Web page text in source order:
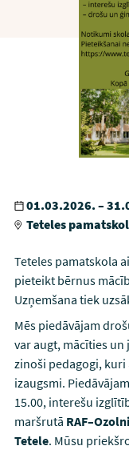
01.03.2026. –
Teteles
Teteles pamatskola
pieteikt bērnus
Uzņemšana tiek
Mēs piedāvājam
var augt, mācīties
zinoši pedagogi,
izaugsmi.
15.00, interešu
maršrutā
Tetele. Mūsu